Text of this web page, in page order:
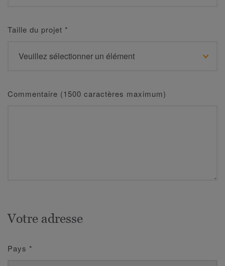
Taille du projet *
Commentaire (1500 caractères maximum)
Votre adresse
Pays *